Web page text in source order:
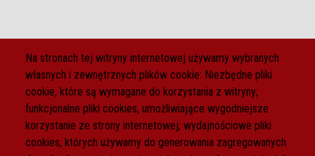
Na stronach tej witryny internetowej używamy wybranych
własnych i zewnętrznych plików cookie: Niezbędne pliki
cookie, które są wymagane do korzystania z witryny;
funkcjonalne pliki cookies, umożliwiające wygodniejsze
korzystanie ze strony internetowej; wydajnościowe pliki
cookies, których używamy do generowania zagregowanych